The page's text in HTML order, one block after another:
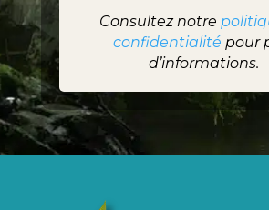
Consultez notre
confidentialité pour
d’informations.